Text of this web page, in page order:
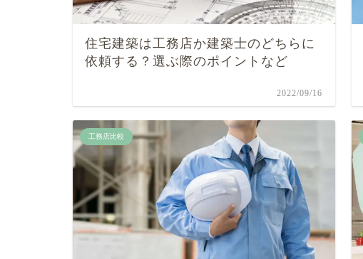
住宅建築は工務店か建築士のどちらに
依頼する？選ぶ際のポイントなど
2022/09/16
工務店比較